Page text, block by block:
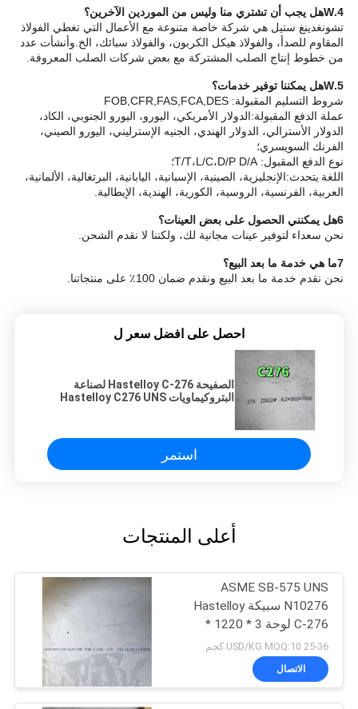
4.
Wهل يجب أن تشتري منا وليس من الموردين الآخرين؟
تشونغدينغ ستيل هي شركة خاصة متنوعة مع الأعمال التي تغطي الفولاذ
المقاوم للصدأ، والفولاذ هيكل الكربون، والفولاذ سبائك، الخ.وأنشأت عدد
من خطوط إنتاج الصلب المشتركة مع بعض شركات الصلب المعروفة.
5.
Wهل يمكننا توفير خدمات؟
شروط التسليم المقبولة: FOB,CFR,FAS,FCA,DES
عملة الدفع المقبولة:الدولار الأمريكي، اليورو، اليورو الجنوبي، الكاد،
الدولار الأسترالي، الدولار الهندي، الجنيه الإسترليني، اليورو الصيني،
الفرنك السويسري؛
نوع الدفع المقبول: T/T،L/C،D/P D/A؛
اللغة يتحدث:الإنجليزية، الصينية، الإسبانية، اليابانية، البرتغالية، الألمانية،
العربية، الفرنسية، الروسية، الكورية، الهندية، الإيطالية.
6هل يمكنني الحصول على بعض العينات؟
نحن سعداء لتوفير عينات مجانية لك، ولكننا لا نقدم الشحن.
7ما هي خدمة ما بعد البيع؟
نحن نقدم خدمة ما بعد البيع ونقدم ضمان 100٪ على منتجاتنا.
احصل على افضل سعر ل
الصفيحة Hastelloy C-276 لصناعة
البتروكيماويات Hastelloy C276 UNS
استمر
أعلى المنتجات
ASME SB-575 UNS
N10276 سبيكة Hastelloy
C-276 لوحة 3 * 1220 *
2440MM
25-36 USD/KG MOQ:10 كجم
الاتصال